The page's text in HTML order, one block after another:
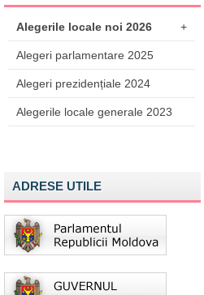
Alegerile locale noi 2026 +
Alegeri parlamentare 2025
Alegeri prezidențiale 2024
Alegerile locale generale 2023
ADRESE UTILE